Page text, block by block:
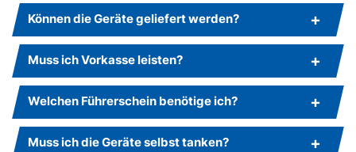
Können die Geräte geliefert werden?
Muss ich Vorkasse leisten?
Welchen Führerschein benötige ich?
Muss ich die Geräte selbst tanken?